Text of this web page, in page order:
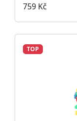
759 Kč
TOP